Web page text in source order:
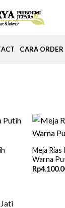
CARA ORDER
Meja Rias
Warna
Rp